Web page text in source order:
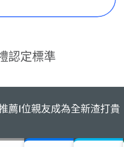
認定標準
薦1位親友成為全新渣打貴